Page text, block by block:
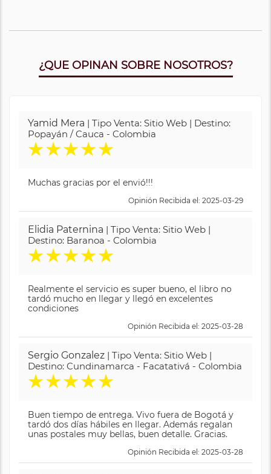
¿QUE OPINAN SOBRE NOSOTROS?
Yamid Mera | Tipo Venta: Sitio Web | Destino:
Popayán / Cauca - Colombia
★★★★★
Muchas gracias por el envió!!!
Opinión Recibida el: 2025-03-29
Elidia Paternina | Tipo Venta: Sitio Web |
Destino: Baranoa - Colombia
★★★★★
Realmente el servicio es super bueno, el libro no
tardó mucho en llegar y llegó en excelentes
condiciones
Opinión Recibida el: 2025-03-28
Sergio Gonzalez | Tipo Venta: Sitio Web |
Destino: Cundinamarca - Facatativá - Colombia
★★★★★
Buen tiempo de entrega. Vivo fuera de Bogotá y
tardó dos días hábiles en llegar. Además regalan
unas postales muy bellas, buen detalle. Gracias.
Opinión Recibida el: 2025-03-28